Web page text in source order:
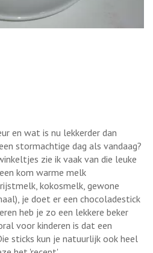
en wat is nu lekkerder dan
stormachtige dag als vandaag?
zie ik vaak van die leuke
kom warme melk
kokosmelk, gewone
je doet er een chocoladestick
heb je zo een lekkere beker
voor kinderen is dat een
sticks kun je natuurlijk ook heel